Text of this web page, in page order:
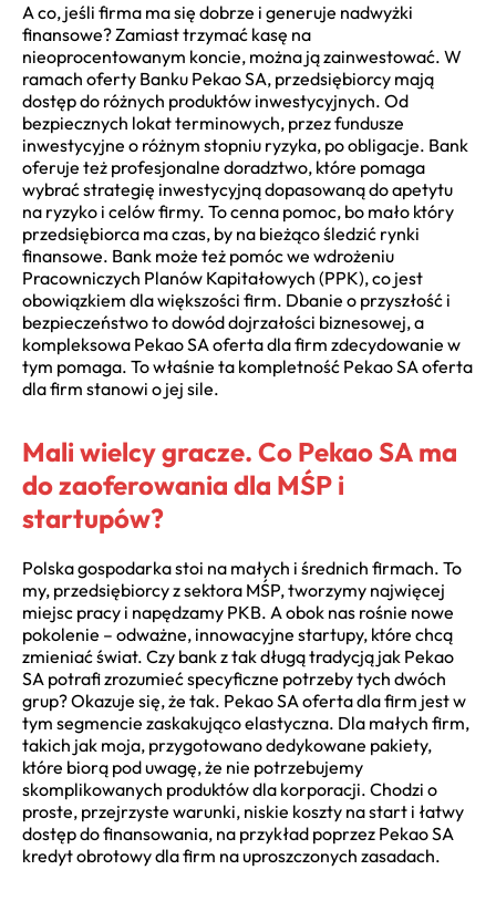
A co, jeśli firma ma się dobrze i generuje nadwyżki
finansowe? Zamiast trzymać kasę na
nieoprocentowanym koncie, można ją zainwestować. W
ramach oferty Banku Pekao SA, przedsiębiorcy mają
dostęp do różnych produktów inwestycyjnych. Od
bezpiecznych lokat terminowych, przez fundusze
inwestycyjne o różnym stopniu ryzyka, po obligacje. Bank
oferuje też profesjonalne doradztwo, które pomaga
wybrać strategię inwestycyjną dopasowaną do apetytu
na ryzyko i celów firmy. To cenna pomoc, bo mało który
przedsiębiorca ma czas, by na bieżąco śledzić rynki
finansowe. Bank może też pomóc we wdrożeniu
Pracowniczych Planów Kapitałowych (PPK), co jest
obowiązkiem dla większości firm. Dbanie o przyszłość i
bezpieczeństwo to dowód dojrzałości biznesowej, a
kompleksowa Pekao SA oferta dla firm zdecydowanie w
tym pomaga. To właśnie ta kompletność Pekao SA oferta
dla firm stanowi o jej sile.
Mali wielcy gracze. Co Pekao SA ma
do zaoferowania dla MŚP i
startupów?
Polska gospodarka stoi na małych i średnich firmach. To
my, przedsiębiorcy z sektora MŚP, tworzymy najwięcej
miejsc pracy i napędzamy PKB. A obok nas rośnie nowe
pokolenie – odważne, innowacyjne startupy, które chcą
zmieniać świat. Czy bank z tak długą tradycją jak Pekao
SA potrafi zrozumieć specyficzne potrzeby tych dwóch
grup? Okazuje się, że tak. Pekao SA oferta dla firm jest w
tym segmencie zaskakująco elastyczna. Dla małych firm,
takich jak moja, przygotowano dedykowane pakiety,
które biorą pod uwagę, że nie potrzebujemy
skomplikowanych produktów dla korporacji. Chodzi o
proste, przejrzyste warunki, niskie koszty na start i łatwy
dostęp do finansowania, na przykład poprzez Pekao SA
kredyt obrotowy dla firm na uproszczonych zasadach.